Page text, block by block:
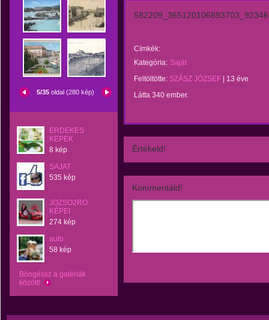
5/35 oldal (280 kép)
ERDEKES
KEPEK
8 kép
SAJAT
535 kép
JOZSO2RO
KÉPEI
274 kép
auto
58 kép
Böngéssz a galériák
között!
Címkék:
Kategória: Saját
Feltöltötte: SZÁSZ JÓZSEF
13 éve
Látta 340 ember.
Értékeld!
Kommentáld!